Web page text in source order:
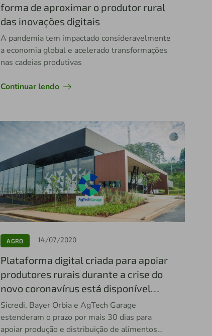
forma de aproximar o produtor rural
das inovações digitais
A pandemia tem impactado consideravelmente
a economia global e acelerado transformações
nas cadeias produtivas
Continuar lendo
AGRO 14/07/2020
Plataforma digital criada para apoiar
produtores rurais durante a crise do
novo coronavírus está disponível
gratuitamente até 30 de julho
Sicredi, Bayer Orbia e AgTech Garage
estenderam o prazo por mais 30 dias para
apoiar produção e distribuição de alimentos